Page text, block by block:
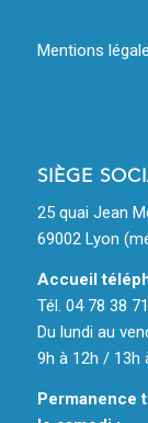
Mentions
SIÈGE
25 quai Jean
69002 Lyon
Accueil
Tél. 04 78 38
Du lundi au
9h à 12h / 13h
Permanence